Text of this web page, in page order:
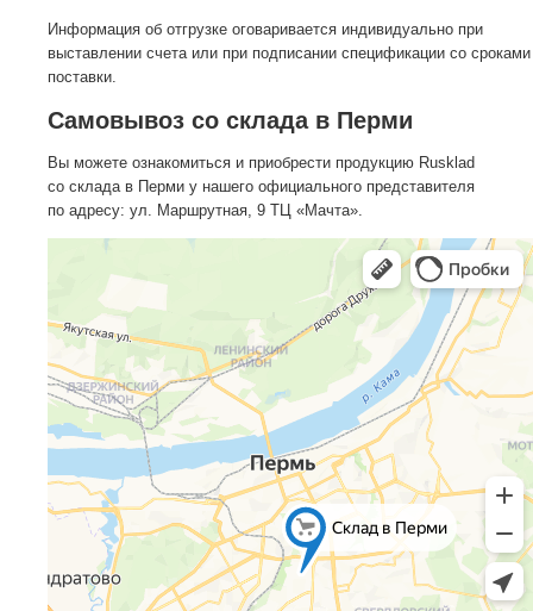
Информация об отгрузке оговаривается индивидуально при
выставлении счета или при подписании спецификации со сроками
поставки.
Самовывоз со склада в Перми
Вы можете ознакомиться и приобрести продукцию Rusklad
со склада в Перми у нашего официального представителя
по адресу: ул. Маршрутная, 9 ТЦ «Мачта».